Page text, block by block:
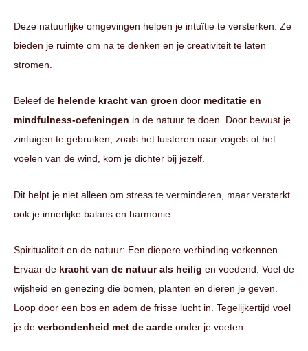
Deze natuurlijke omgevingen helpen je intuïtie te versterken. Ze
bieden je ruimte om na te denken en je creativiteit te laten
stromen.
Beleef de helende kracht van groen door meditatie en
mindfulness-oefeningen in de natuur te doen. Door bewust je
zintuigen te gebruiken, zoals het luisteren naar vogels of het
voelen van de wind, kom je dichter bij jezelf.
Dit helpt je niet alleen om stress te verminderen, maar versterkt
ook je innerlijke balans en harmonie.
Spiritualiteit en de natuur: Een diepere verbinding verkennen
Ervaar de kracht van de natuur als heilig en voedend. Voel de
wijsheid en genezing die bomen, planten en dieren je geven.
Loop door een bos en adem de frisse lucht in. Tegelijkertijd voel
je de verbondenheid met de aarde onder je voeten.